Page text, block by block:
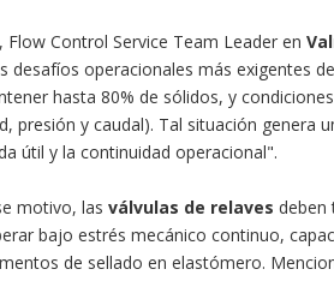
, Flow Control Service Team Leader en
desafíos operacionales más exigentes
hasta 80% de sólidos, y
presión y caudal). Tal situación genera
útil y la continuidad operacional".
motivo, las válvulas de relaves deben
bajo estrés mecánico continuo,
de sellado en elastómero.